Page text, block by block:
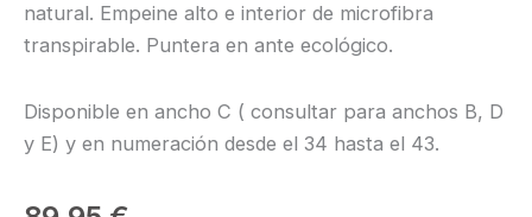
natural. Empeine alto e interior de microfibra
transpirable. Puntera en ante ecológico.
Disponible en ancho C ( consultar para anchos B, D
y E) y en numeración desde el 34 hasta el 43.